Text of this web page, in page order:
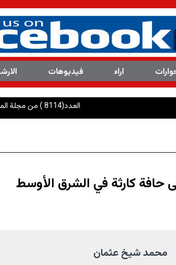
اراء فیدیوهات
حافة كارثة في الشرق الأوسط
محمد شيخ عثمان